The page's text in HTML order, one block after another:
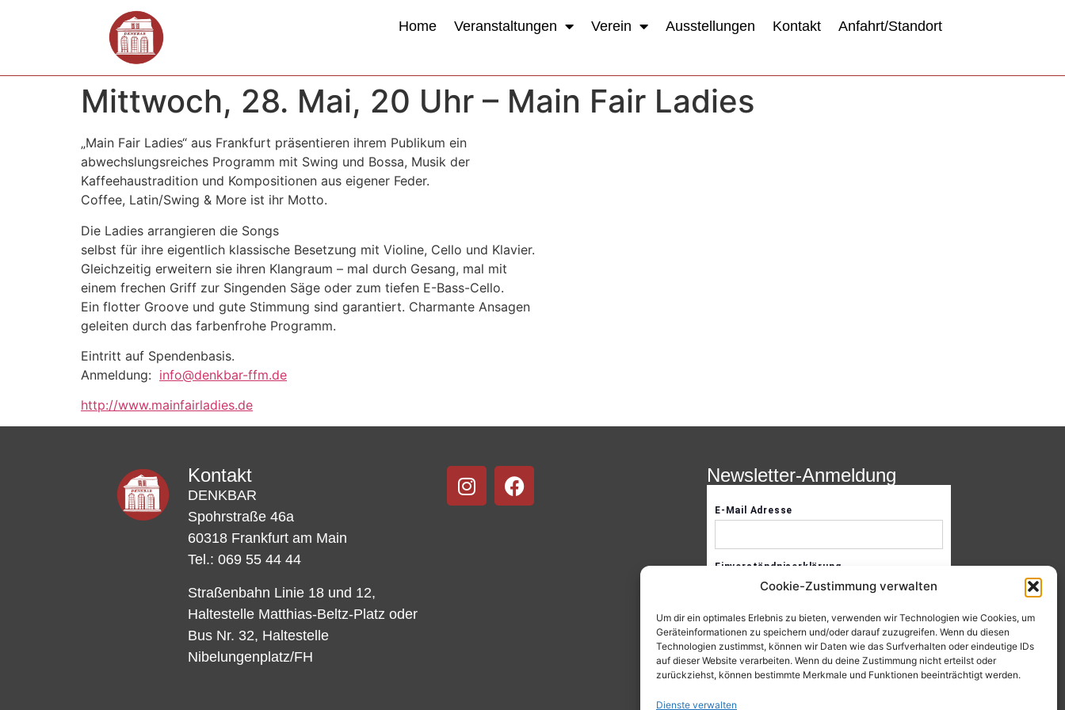
Cookie-Zustimmung verwalten
Um dir ein optimales Erlebnis zu bieten, verwenden wir Technologien wie Cookies, um
Geräteinformationen zu speichern und/oder darauf zuzugreifen. Wenn du diesen
Technologien zustimmst, können wir Daten wie das Surfverhalten oder eindeutige IDs
auf dieser Website verarbeiten. Wenn du deine Zustimmung nicht erteilst oder
zurückziehst, können bestimmte Merkmale und Funktionen beeinträchtigt werden.
Dienste verwalten
Home Veranstaltungen Verein Ausstellungen Kontakt Anfahrt/Standort
Mittwoch, 28. Mai, 20 Uhr – Main Fair Ladies
„Main Fair Ladies“ aus Frankfurt präsentieren ihrem Publikum ein
abwechslungsreiches Programm mit Swing und Bossa, Musik der
Kaffeehaustradition und Kompositionen aus eigener Feder.
Coffee, Latin/Swing & More ist ihr Motto.
Die Ladies arrangieren die Songs
selbst für ihre eigentlich klassische Besetzung mit Violine, Cello und Klavier.
Gleichzeitig erweitern sie ihren Klangraum – mal durch Gesang, mal mit
einem frechen Griff zur Singenden Säge oder zum tiefen E-Bass-Cello.
Ein flotter Groove und gute Stimmung sind garantiert. Charmante Ansagen
geleiten durch das farbenfrohe Programm.
Eintritt auf Spendenbasis.
Anmeldung: info@denkbar-ffm.de
http://www.mainfairladies.de
Kontakt
DENKBAR
Spohrstraße 46a
60318 Frankfurt am Main
Tel.: 069 55 44 44
Straßenbahn Linie 18 und 12,
Haltestelle Matthias-Beltz-Platz oder
Bus Nr. 32, Haltestelle
Nibelungenplatz/FH
Newsletter-Anmeldung